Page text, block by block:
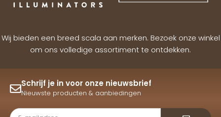
Wij bieden een breed scala aan merken. Bezoek onze winkel
om ons volledige assortiment te ontdekken.
Schrijf je in voor onze nieuwsbrief
Nieuwste producten & aanbiedingen